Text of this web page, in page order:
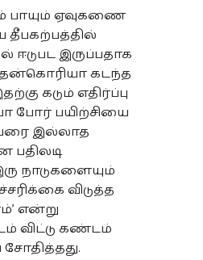
பாயும் ஏவுகணை
தீபகற்பத்தில்
ஈடுபட இருப்பதாக
கடந்த
கடும் எதிர்ப்பு
போர் பயிற்சியை
இல்லாத
பதிலடி
நாடுகளையும்
விடுத்த
என்று
விட்டு கண்டம்